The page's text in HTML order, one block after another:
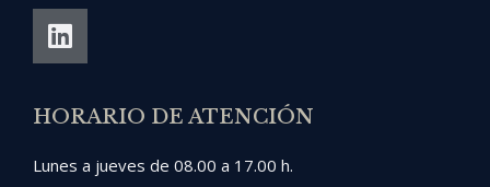
HORARIO DE ATENCIÓN
Lunes a jueves de 08.00 a 17.00 h.